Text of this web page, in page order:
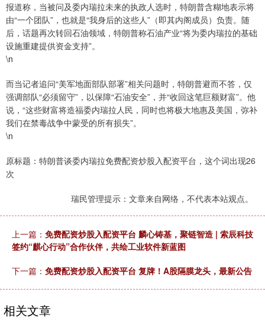
报道称，当被问及委内瑞拉未来的执政人选时，特朗普含糊地表示将
由“一个团队”，也就是“我身后的这些人”（即其内阁成员）负责。随
后，话题再次转回石油领域，特朗普称石油产业“将为委内瑞拉的基础
设施重建提供资金支持”。
\n
而当记者追问“美军地面部队部署”相关问题时，特朗普避而不答，仅
强调部队“必须留守”，以保障“石油安全”，并“收回这笔巨额财富”。他
说，“这些财富将造福委内瑞拉人民，同时也将极大地惠及美国，弥补
我们在禁毒战争中蒙受的所有损失”。
\n
原标题：特朗普谈委内瑞拉免费配资炒股入配资平台，这个词出现26
次
瑞民管理提示：文章来自网络，不代表本站观点。
上一篇： 免费配资炒股入配资平台 麟心铸基，聚链智造 | 索辰科技
签约“麒心行动”合作伙伴，共绘工业软件新蓝图
下一篇： 免费配资炒股入配资平台 复牌！A股隔膜龙头，最新公告
相关文章